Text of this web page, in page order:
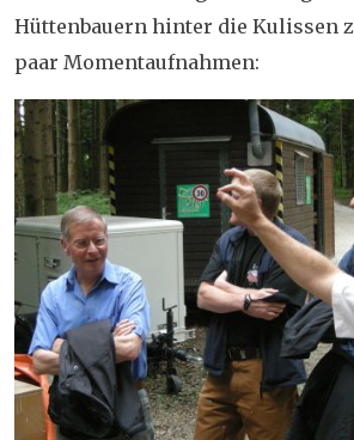
Hüttenbauern hinter die Kulissen
paar Momentaufnahmen: